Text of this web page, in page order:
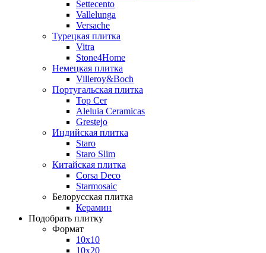
Settecento
Vallelunga
Versache
Турецкая плитка
Vitra
Stone4Home
Немецкая плитка
Villeroy&Boch
Португальская плитка
Top Cer
Aleluia Ceramicas
Grestejo
Индийская плитка
Staro
Staro Slim
Китайская плитка
Corsa Deco
Starmosaic
Белорусская плитка
Керамин
Подобрать плитку
Формат
10x10
10x20